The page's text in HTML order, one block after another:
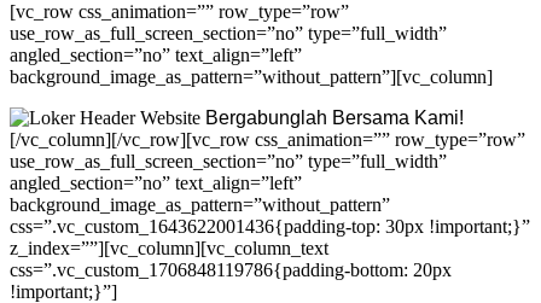
[vc_row css_animation=”” row_type=”row”
use_row_as_full_screen_section=”no” type=”full_width”
angled_section=”no” text_align=”left”
background_image_as_pattern=”without_pattern”][vc_column]
Bergabunglah Bersama Kami!
[/vc_column][/vc_row][vc_row css_animation=”” row_type=”row”
use_row_as_full_screen_section=”no” type=”full_width”
angled_section=”no” text_align=”left”
background_image_as_pattern=”without_pattern”
css=”.vc_custom_1643622001436{padding-top: 30px !important;}”
z_index=””][vc_column][vc_column_text
css=”.vc_custom_1706848119786{padding-bottom: 20px
!important;}”]